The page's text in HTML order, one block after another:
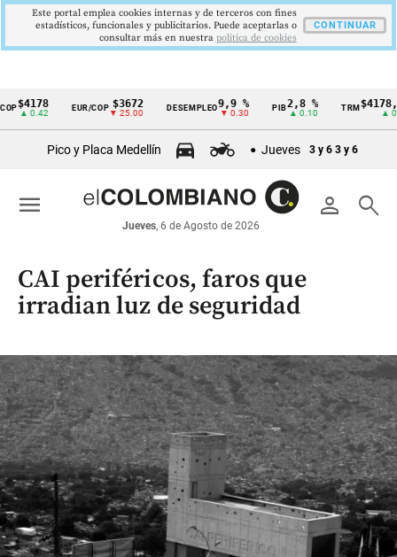
Cintillo
económicos
Colombia
EUR/COP $3672
▼ 25.00
DESEMPLEO9,9 %
▼ 0.30
PIB 2,8 %
▲ 0.10
TRM $4178,23
▲ 0.42
Pico y Placa Medellín Jueves 3 y 6 3 y 6
person search
Jueves, 6 de Agosto de 2026
menu
CAI periféricos, faros que
irradian luz de seguridad
Este portal emplea cookies internas y de terceros con fines
estadísticos, funcionales y publicitarios. Puede aceptarlas o
consultar más en nuestra politica de cookies
CONTINUAR